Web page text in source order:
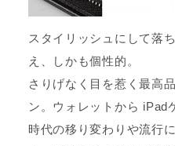
スタイリッシュにして落
え、しかも個性的。
さりげなく目を惹く最高
ン。ウォレットから iPad
時代の移り変わりや流行